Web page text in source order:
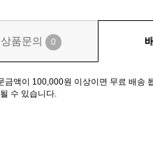
상품문의 0
금액이 100,000원 이상이면 무료 배송
수 있습니다.